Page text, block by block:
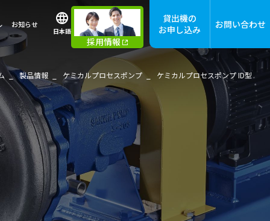
お知らせ
日本語
採用情報
貸出機の
お申し込み
お問い合わせ
製品情報 ケミカルプロセスポンプ ケミカルプロセスポンプ ID型